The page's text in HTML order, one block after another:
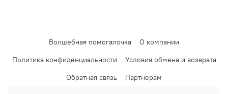
Волшебная помогалочка
О компании
Политика конфиденциальности
Условия обмена и возврата
Обратная связь
Партнерам